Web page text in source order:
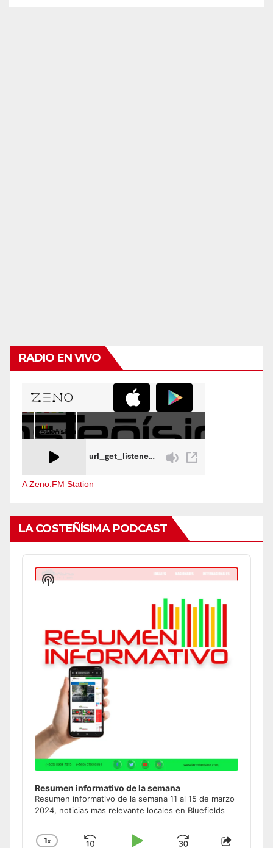
RADIO EN VIVO
A Zeno.FM Station
LA COSTEÑÍSIMA PODCAST
Audio
Player
Resumen informativo de la semana
Resumen informativo de la semana 11 al 15 de marzo
2024, noticias mas relevante locales en Bluefields
1x
Show